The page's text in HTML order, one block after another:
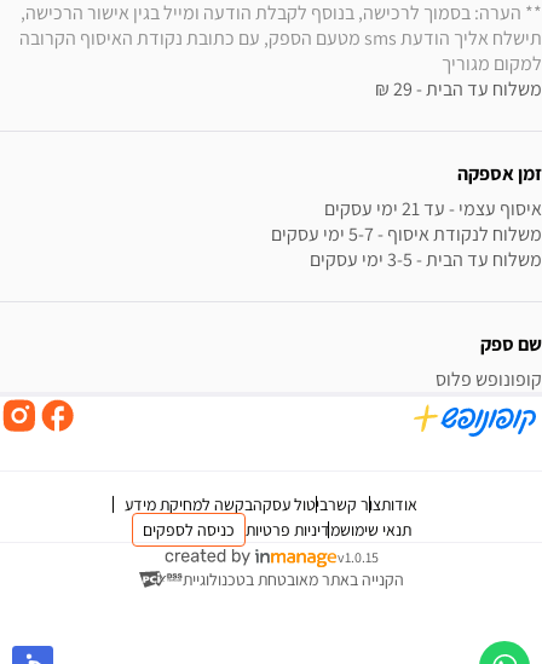
למקום מגוריך
משלוח עד הבית - 29 ₪
זמן אספקה
משלוח עד הבית - 3-5 ימי עסקים
שם ספק
קופונופש פלוס
אודותצור קשרביטול עסקהבקשה למחיקת מידע
תנאי שימושמדיניות פרטיות כניסה לספקים
v1.0.15
הקנייה באתר מאובטחת בטכנולוגיית